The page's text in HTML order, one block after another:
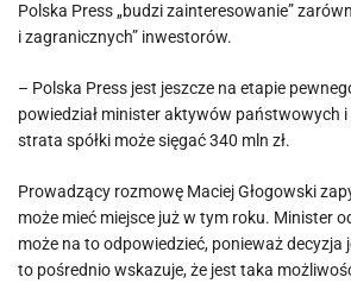
Polska Press „budzi zainteresowanie”
i zagranicznych” inwestorów.
– Polska Press jest jeszcze na etapie
powiedział minister aktywów państwowych i
strata spółki może sięgać 340 mln zł.
Prowadzący rozmowę Maciej Głogowski
może mieć miejsce już w tym roku. Minister
może na to odpowiedzieć, ponieważ decyzja
to pośrednio wskazuje, że jest taka